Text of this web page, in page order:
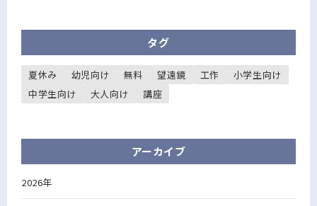
タグ
夏休み 幼児向け 無料 望遠鏡 工作
小学生向け
中学生向け
大人向け 講座
アーカイブ
2026年